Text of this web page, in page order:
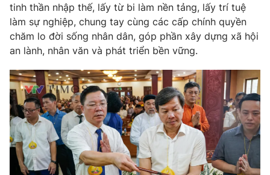
tinh thần nhập thế, lấy từ bi làm nền tảng, lấy trí tuệ
làm sự nghiệp, chung tay cùng các cấp chính quyền
chăm lo đời sống nhân dân, góp phần xây dựng xã hội
an lành, nhân văn và phát triển bền vững.